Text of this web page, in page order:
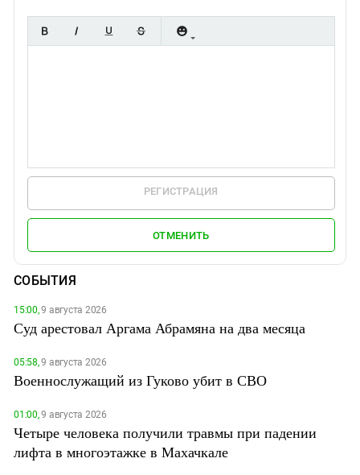
РЕГИСТРАЦИЯ
ОТМЕНИТЬ
СОБЫТИЯ
15:00,9 августа 2026
Суд арестовал Аргама Абрамяна на два месяца
05:58,9 августа 2026
Военнослужащий из Гуково убит в СВО
01:00,9 августа 2026
Четыре человека получили травмы при падении
лифта в многоэтажке в Махачкале